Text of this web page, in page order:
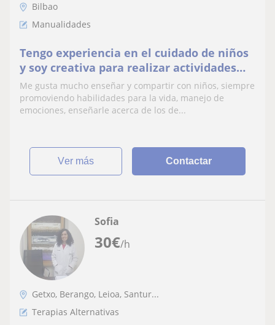
Bilbao
Manualidades
Tengo experiencia en el cuidado de niños
y soy creativa para realizar actividades
dinámicas y recreativas con niños y niñas.
Me gusta mucho enseñar y compartir con niños, siempre
promoviendo habilidades para la vida, manejo de
emociones, enseñarle acerca de los de...
ver más Contactar
30€/h
Sofia
Getxo, Berango, Leioa, Santur...
Terapias Alternativas